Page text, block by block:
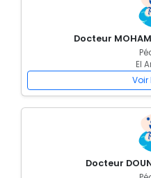
Docteur
El
Voir
Docteur